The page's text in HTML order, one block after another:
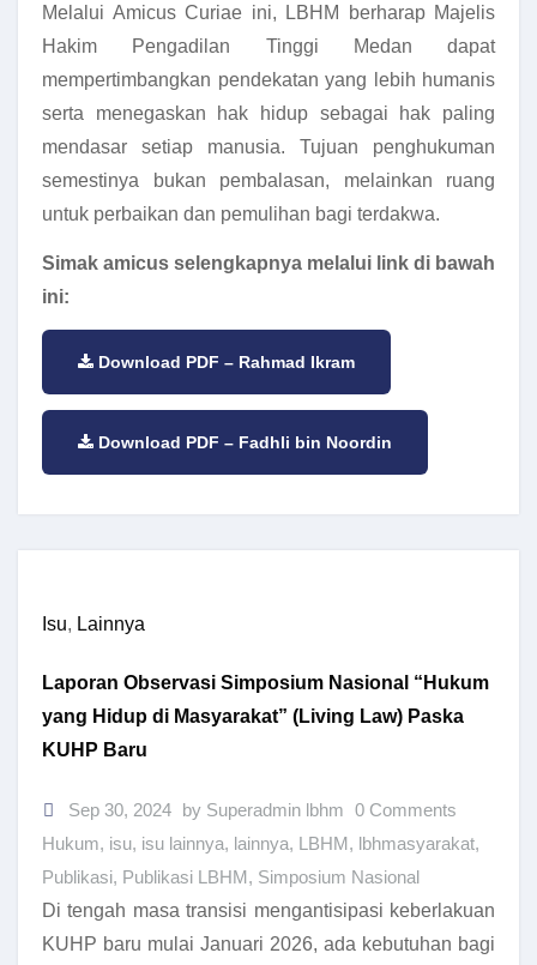
Melalui Amicus Curiae ini, LBHM berharap Majelis
Hakim Pengadilan Tinggi Medan dapat
mempertimbangkan pendekatan yang lebih humanis
serta menegaskan hak hidup sebagai hak paling
mendasar setiap manusia. Tujuan penghukuman
semestinya bukan pembalasan, melainkan ruang
untuk perbaikan dan pemulihan bagi terdakwa.
Simak amicus selengkapnya melalui link di bawah
ini:
Download PDF – Rahmad Ikram
Download PDF – Fadhli bin Noordin
Isu, Lainnya
Laporan Observasi Simposium Nasional “Hukum
yang Hidup di Masyarakat” (Living Law) Paska
KUHP Baru
Sep 30, 2024 by Superadmin lbhm 0 Comments
Hukum, isu, isu lainnya, lainnya, LBHM, lbhmasyarakat,
Publikasi, Publikasi LBHM, Simposium Nasional
Di tengah masa transisi mengantisipasi keberlakuan
KUHP baru mulai Januari 2026, ada kebutuhan bagi